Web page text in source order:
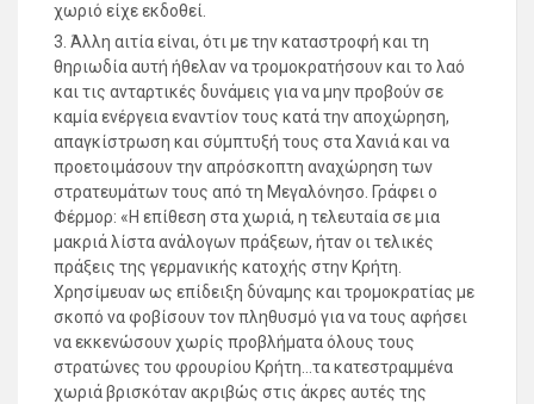
χωριό είχε εκδοθεί.
3. Άλλη αιτία είναι, ότι με την καταστροφή και τη
θηριωδία αυτή ήθελαν να τρομοκρατήσουν και το λαό
και τις ανταρτικές δυνάμεις για να μην προβούν σε
καμία ενέργεια εναντίον τους κατά την αποχώρηση,
απαγκίστρωση και σύμπτυξή τους στα Χανιά και να
προετοιμάσουν την απρόσκοπτη αναχώρηση των
στρατευμάτων τους από τη Μεγαλόνησο. Γράφει ο
Φέρμορ: «Η επίθεση στα χωριά, η τελευταία σε μια
μακριά λίστα ανάλογων πράξεων, ήταν οι τελικές
πράξεις της γερμανικής κατοχής στην Κρήτη.
Χρησίμευαν ως επίδειξη δύναμης και τρομοκρατίας με
σκοπό να φοβίσουν τον πληθυσμό για να τους αφήσει
να εκκενώσουν χωρίς προβλήματα όλους τους
στρατώνες του φρουρίου Κρήτη…τα κατεστραμμένα
χωριά βρισκόταν ακριβώς στις άκρες αυτές της